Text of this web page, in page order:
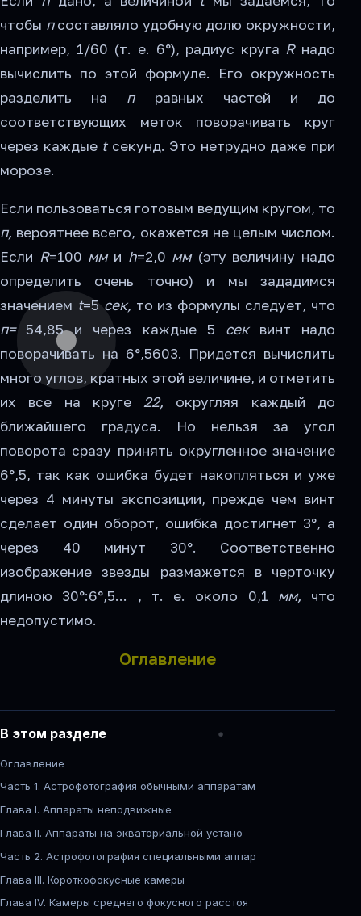
чтобы псоставляло удобную долю окружности,
например, 1/60 (т. е. 6°), радиус круга Rнадо
вычислить по этой формуле. Его окружность
разделить на правных частей и до
соответствующих меток поворачивать круг
через каж­дые tсекунд. Это нетрудно даже при
морозе.
Если пользоваться готовым ведущим кругом, то
п, вероятнее всего, окажется не целым числом.
Если R=100 мми h=2,0 мм(эту величину надо
определить очень точно) и мы зададимся
значением t=5сек, то из формулы следует, что
п=54,85 и через каждые 5 сек винт надо
поворачивать на 6°,5603. Придется вычислить
много углов, кратных этой величине, и отметить
их все на круге22, округляя каждый до
ближайшего градуса. Но нельзя за угол
поворота сразу принять округленное значение
6°,5, так как ошибка будет накопляться и уже
через 4 минуты экспозиции, прежде чем винт
сделает один оборот, ошибка достигнет 3°, а
через 40 минут 30°. Соответственно
изображение звезды размажется в черточку
длиною 30°:6°,5... , т. е. около 0,1 мм, что
недопустимо.
Оглавление
В этом разделе
Оглавление
Часть 1. Астрофотография обычными аппаратам
Глава I. Аппараты неподвижные
Глава II. Аппараты на экваториальной устано
Часть 2. Астрофотография специальными аппар
Глава III. Короткофокусные камеры
Глава IV. Камеры среднего фокусного расстоя